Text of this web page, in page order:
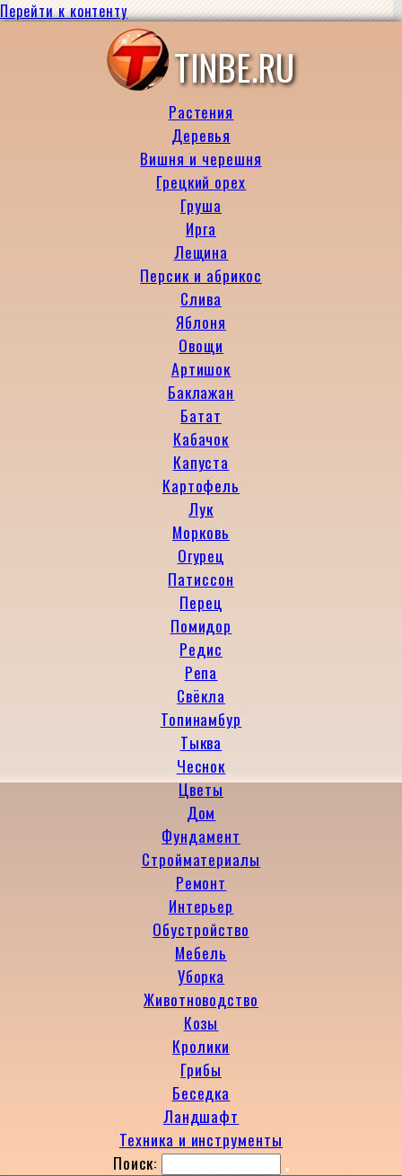
Перейти к контенту
TINBE.RU
Растения
Деревья
Вишня и черешня
Грецкий орех
Груша
Ирга
Лещина
Персик и абрикос
Слива
Яблоня
Овощи
Артишок
Баклажан
Батат
Кабачок
Капуста
Картофель
Лук
Морковь
Огурец
Патиссон
Перец
Помидор
Редис
Репа
Свёкла
Топинамбур
Тыква
Чеснок
Цветы
Дом
Фундамент
Стройматериалы
Ремонт
Интерьер
Обустройство
Мебель
Уборка
Животноводство
Козы
Кролики
Грибы
Беседка
Ландшафт
Техника и инструменты
Поиск: